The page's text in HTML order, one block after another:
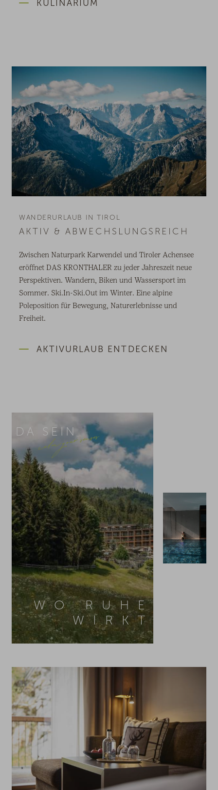
KULINARIUM
WANDERURLAUB IN TIROL
AKTIV & ABWECHSLUNGSREICH
Zwischen Naturpark Karwendel und Tiroler Achensee
eröffnet DAS KRONTHALER zu jeder Jahreszeit neue
Perspektiven. Wandern, Biken und Wassersport im
Sommer. Ski.In-Ski.Out im Winter. Eine alpine
Poleposition für Bewegung, Naturerlebnisse und
Freiheit.
AKTIVURLAUB ENTDECKEN
DA SEIN
calm your senses
WO RUHE
WIRKT